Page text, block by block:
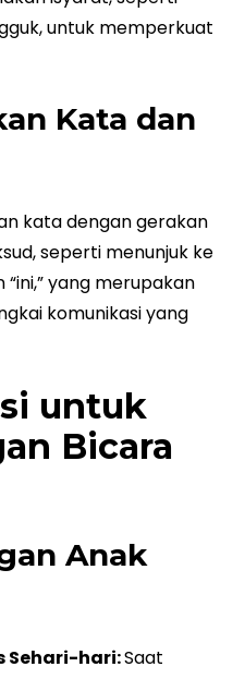
untuk memperkuat
Kata dan
kata dengan gerakan
seperti menunjuk ke
yang merupakan
komunikasi yang
untuk
Bicara
Anak
Sehari-hari:Saat